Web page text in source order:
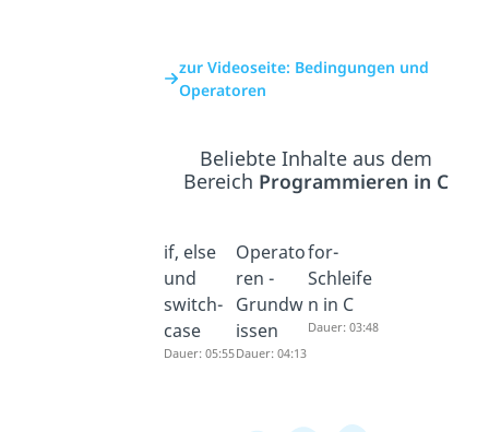
zur Videoseite: Bedingungen und
Operatoren
Beliebte Inhalte aus dem
Bereich Programmieren in C
if, else
und
switch-
case
Dauer: 05:55
Operato
ren -
Grundw
issen
Dauer: 04:13
for-
Schleife
n in C
Dauer: 03:48